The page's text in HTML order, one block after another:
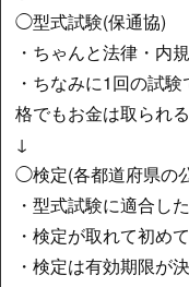
◯型式試験(保通協)
・ちゃんと法律・内
・ちなみに1回の試
格でもお金は取られ
↓
◯検定(各都道府県の
・型式試験に適合し
・検定が取れて初め
・検定は有効期限が